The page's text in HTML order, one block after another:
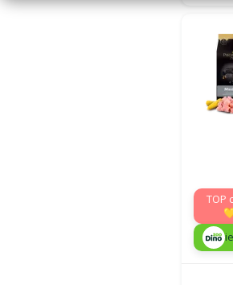
TOP